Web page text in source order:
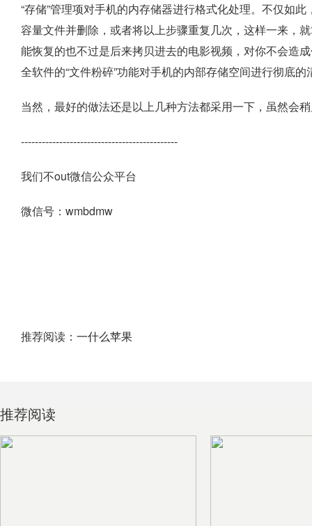
“存储”管理项对手机的内存储器进行格式化处理。不仅如
容量文件并删除，或者将以上步骤重复几次，这样一来，
能恢复的也不过是后来拷贝进去的电影视频，对你不会造
全软件的“文件粉碎”功能对手机的内部存储空间进行彻底的
当然，最好的做法还是以上几种方法都采用一下，虽然会
---------------------------------------------
我们不out微信公众平台
微信号：wmbdmw
推荐阅读： 一什么苹果
推荐阅读